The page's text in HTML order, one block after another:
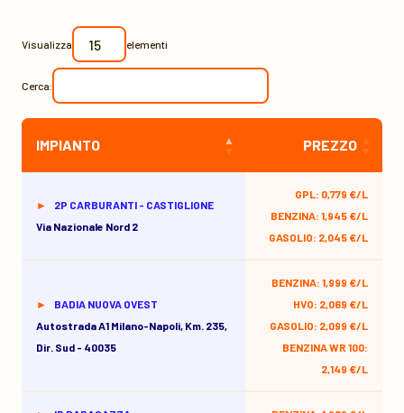
Visualizza elementi
Cerca:
IMPIANTO PREZZO
2P CARBURANTI - CASTIGLIONE
Via Nazionale Nord 2
GPL: 0,779 €/L
BENZINA: 1,945 €/L
GASOLIO: 2,045 €/L
BADIA NUOVA OVEST
Autostrada A1 Milano-Napoli, Km. 235,
Dir. Sud - 40035
BENZINA: 1,999 €/L
HVO: 2,069 €/L
GASOLIO: 2,099 €/L
BENZINA WR 100:
2,149 €/L